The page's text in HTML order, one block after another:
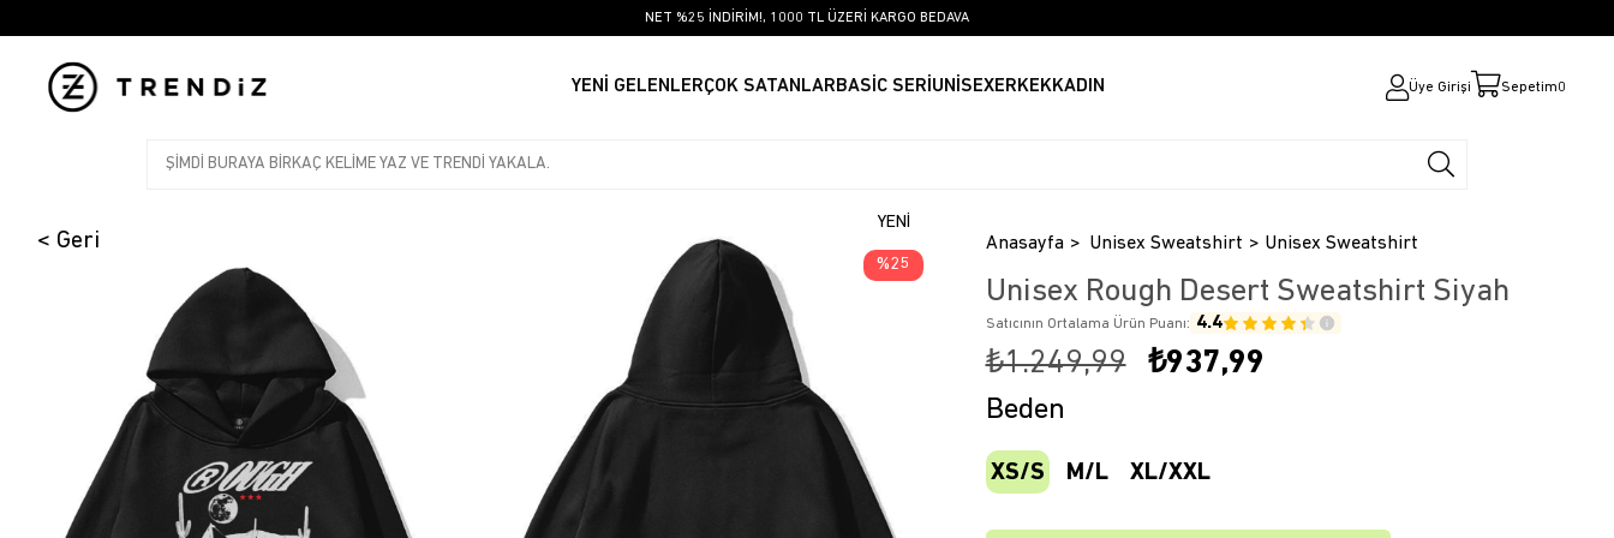
NET %25 İNDİRİM!, 1000 TL ÜZERİ KARGO BEDAVA
YENİ GELENLERÇOK SATANLARBASİC SERİ UNİSEXERKEKKADIN Üye Girişi Sepetim0
YENI
ÜRÜN
25
Anasayfa Unisex Sweatshirt Unisex Sweatshirt
Unisex Rough Desert Sweatshirt Siyah
Satıcının Ortalama Ürün Puanı: 4.4
₺1.249,99 ₺937,99
Beden
XS/S M/L XL/XXL